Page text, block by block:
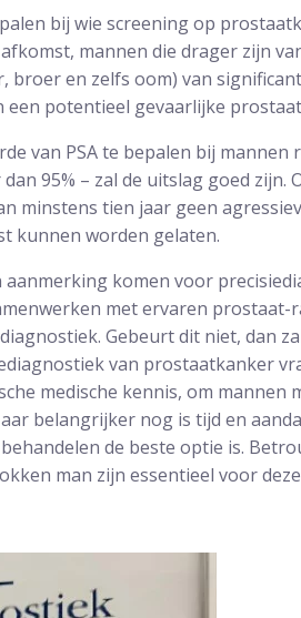
bij wie screening op
mannen die drager zijn
broer en zelfs oom) van
potentieel gevaarlijke
van PSA te bepalen bij mannen
95% – zal de uitslag goed zijn.
minstens tien jaar geen
kunnen worden gelaten.
komen voor
met ervaren prostaat-
Gebeurt dit niet, dan
van prostaatkanker
medische kennis, om mannen
belangrijker nog is tijd en
de beste optie is.
man zijn essentieel voor